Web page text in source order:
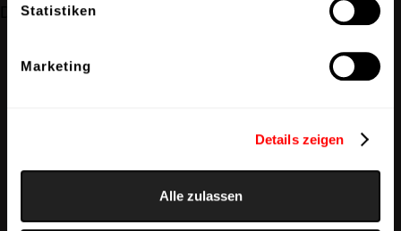
Statistiken
Marketing
Details zeigen
Alle zulassen
Don't have an account?
Create an account